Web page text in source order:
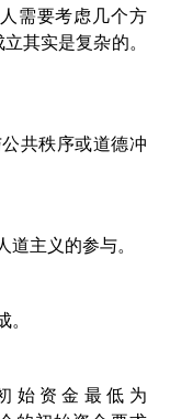
需要考虑几个方
其实是复杂的。
共秩序或道德冲
主义的参与。
。
始资金最低为